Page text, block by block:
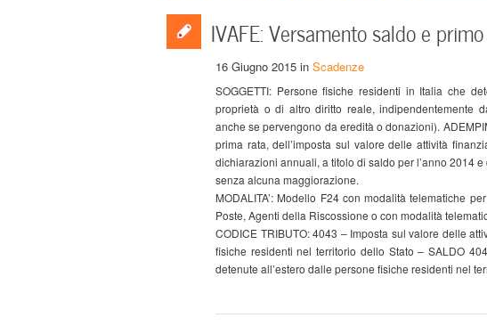
IVAFE: Versamento saldo e
16 Giugno 2015 in Scadenze
SOGGETTI: Persone fisiche residenti in Italia che
proprietà o di altro diritto reale, indipendentemente
anche se pervengono da eredità o donazioni).
prima rata, dell’imposta sul valore delle attività
dichiarazioni annuali, a titolo di saldo per l’anno 2014
senza alcuna maggiorazione.
MODALITA’: Modello F24 con modalità telematiche
Poste, Agenti della Riscossione o con modalità
CODICE TRIBUTO: 4043 – Imposta sul valore delle
fisiche residenti nel territorio dello Stato – SALDO
detenute all’estero dalle persone fisiche residenti nel